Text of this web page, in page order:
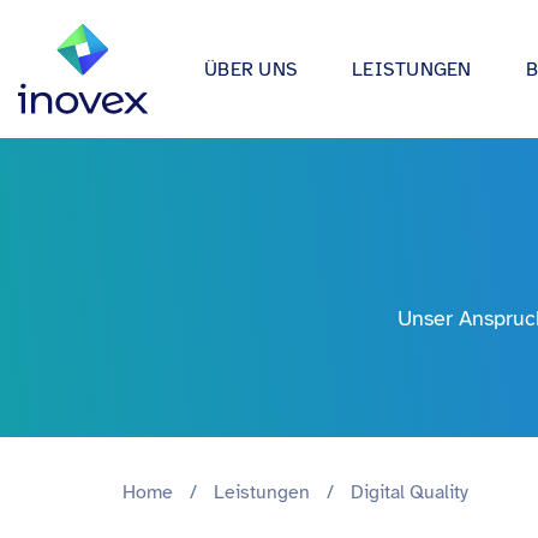
ÜBER UNS
inovex Switzerland AG
LEISTUNGEN
Anwendungen rund um Data
Platform Engineering,
Medical
Unser
Home / Leistungen / Digital Quality